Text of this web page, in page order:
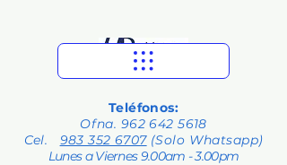
Teléfonos:
Ofna. 962 642 5618
Cel. 983 352 6707(Solo Whatsapp)
Lunes a Viernes 9.00am - 3.00pm